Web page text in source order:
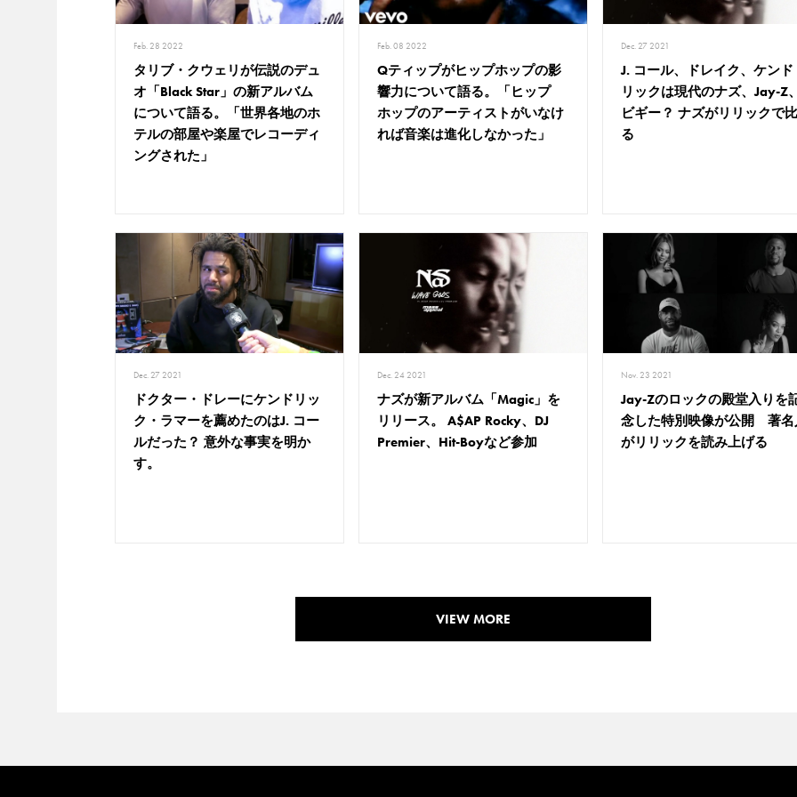
Feb. 28 2022
タリブ・クウェリが伝説のデュ
オ「Black Star」の新アルバム
について語る。「世界各地のホ
テルの部屋や楽屋でレコーディ
ングされた」
Feb. 08 2022
Qティップがヒップホップの影
響力について語る。「ヒップ
ホップのアーティストがいなけ
れば音楽は進化しなかった」
Dec. 27 2021
J. コール、ドレイク、ケンド
リックは現代のナズ、Jay-Z
ビギー？ ナズがリリックで
る
Dec. 27 2021
ドクター・ドレーにケンドリッ
ク・ラマーを薦めたのはJ. コー
ルだった？ 意外な事実を明か
す。
Dec. 24 2021
ナズが新アルバム「Magic」を
リリース。 A$AP Rocky、DJ
Premier、Hit-Boyなど参加
Nov. 23 2021
Jay-Zのロックの殿堂入りを
念した特別映像が公開 著名
がリリックを読み上げる
VIEW MORE